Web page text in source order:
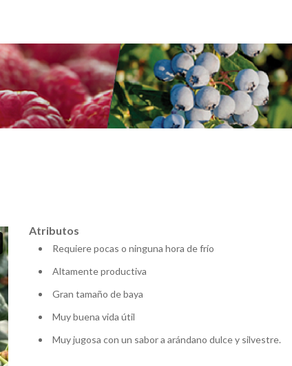
Atributos
Requiere pocas o ninguna hora de frío
Altamente productiva
Gran tamaño de baya
Muy buena vida útil
Muy jugosa con un sabor a arándano dulce y silvestre.